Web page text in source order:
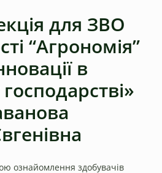
для ЗВО
“Агрономія”
в
ознайомлення здобувачів